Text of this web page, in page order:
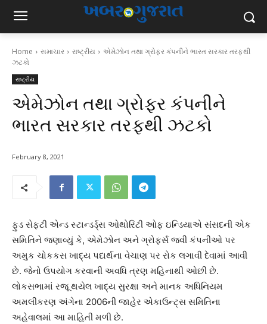
Home સમાચાર રાષ્ટ્રીય
એમેઝોન તથા ગ્રોફર કંપનીને ભારત સરકાર તરફથી
ઝટકો
રાષ્ટ્રીય
એમેઝોન તથા ગ્રોફર કંપનીને
ભારત સરકાર તરફથી ઝટકો
February 8, 2021
ફુડ સેફ્ટી એન્ડ સ્ટાન્ડર્ડ્સ ઓથોરિટી ઓફ ઇન્ડિયાએ સંસદની એક
સમિતિને જણાવ્યું કે, એમેઝોન અને ગ્રોફર્સ જવી કંપનીઓ પર
અમુક ચોકકસ ખાદ્ય પદાર્થના વેચાણ પર રોક લગાવી દેવામાં આવી
છે. જેનો ઉપયોગ કરવાની અવધિ ત્રણ મહિનાથી ઓછી છે.
લોકસભામાં રજૂ થયેલ ખાદ્ય સુરક્ષા અને માનક અધિનિયમ
અમલીકરણ અંગેના 2006ની જાહેર એકાઉન્ટ્સ સમિતિના
અહેવાલમાં આ માહિતી મળી છે.